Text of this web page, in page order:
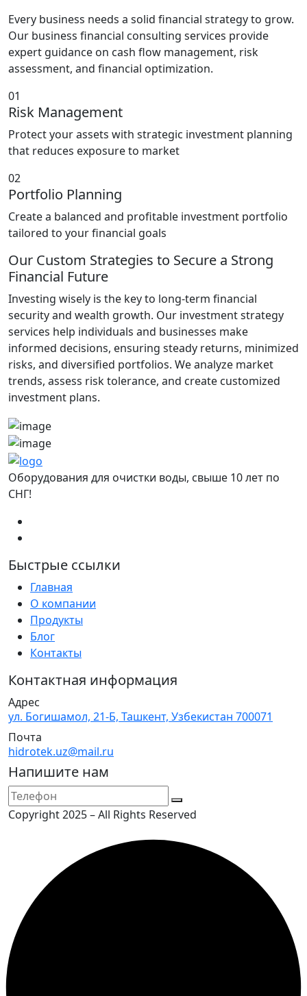
Every business needs a solid financial strategy to grow.
Our business financial consulting services provide
expert guidance on cash flow management, risk
assessment, and financial optimization.
01
Risk Management
Protect your assets with strategic investment planning
that reduces exposure to market
02
Portfolio Planning
Create a balanced and profitable investment portfolio
tailored to your financial goals
Our Custom Strategies to Secure a Strong
Financial Future
Investing wisely is the key to long-term financial
security and wealth growth. Our investment strategy
services help individuals and businesses make
informed decisions, ensuring steady returns, minimized
risks, and diversified portfolios. We analyze market
trends, assess risk tolerance, and create customized
investment plans.
Оборудования для очистки воды, свыше 10 лет по
СНГ!
Быстрые ссылки
Главная
О компании
Продукты
Блог
Контакты
Контактная информация
Адрес
ул. Богишамол, 21-Б, Ташкент, Узбекистан 700071
Почта
hidrotek.uz@mail.ru
Напишите нам
Copyright 2025 – All Rights Reserved